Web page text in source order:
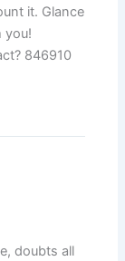
it. Glance
you!
846910
doubts all